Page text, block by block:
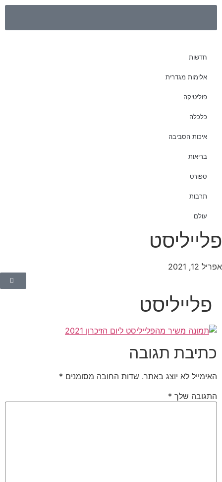
חדשות
אלימות מגדרית
פוליטיקה
כלכלה
איכות הסביבה
בריאות
ספורט
תרבות
עולם
12, 2021
פלייליסט
כתיבת תגובה
האימייל לא יוצג באתר. שדות החובה מסומנים*
התגובה שלך*